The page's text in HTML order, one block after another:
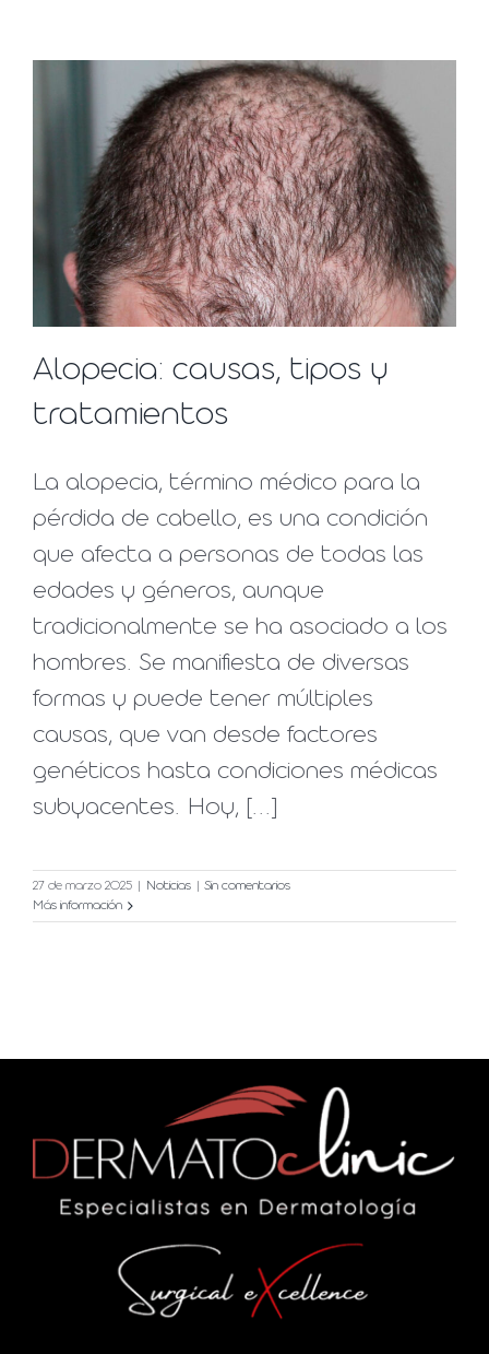
Alopecia: causas, tipos y
tratamientos
La alopecia, término médico para la
pérdida de cabello, es una condición
que afecta a personas de todas las
edades y géneros, aunque
tradicionalmente se ha asociado a los
hombres. Se manifiesta de diversas
formas y puede tener múltiples
causas, que van desde factores
genéticos hasta condiciones médicas
subyacentes. Hoy, [...]
27 de marzo 2025 Noticias
Sin comentarios
Más información